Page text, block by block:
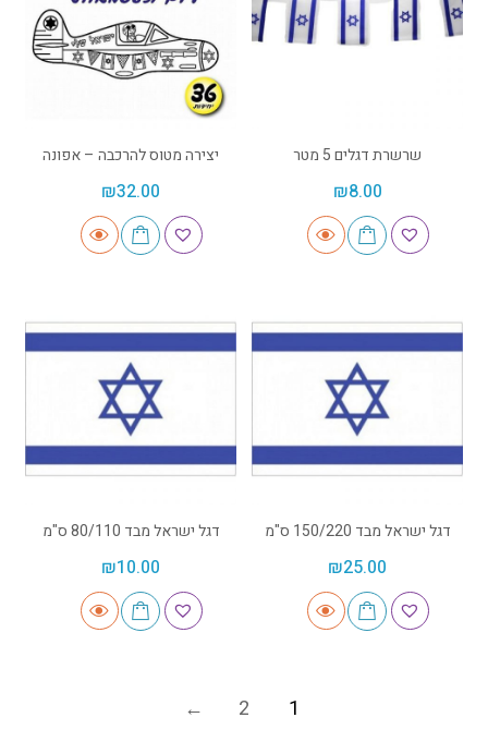
שרשרת דגלים 5 מטר
₪8.00
יצירה מטוס להרכבה – אפונה
₪32.00
דגל ישראל מבד 150/220 ס"מ
₪25.00
דגל ישראל מבד 80/110 ס"מ
₪10.00
1
2